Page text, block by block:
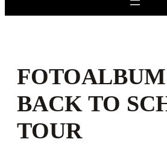
BACK TO
TOUR